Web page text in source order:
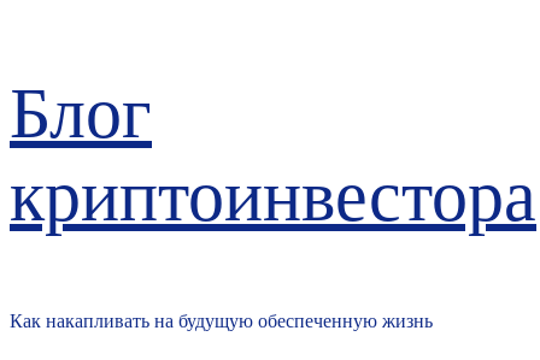
содержимому
Блог
криптоинвестора
Как накапливать на будущую обеспеченную жизнь